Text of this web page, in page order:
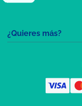
¿Quieres más?